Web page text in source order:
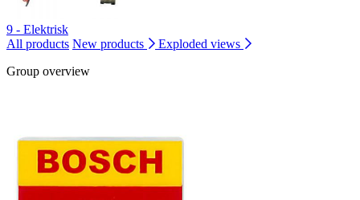
9 - Elektrisk
All products New products
Exploded views
Group overview